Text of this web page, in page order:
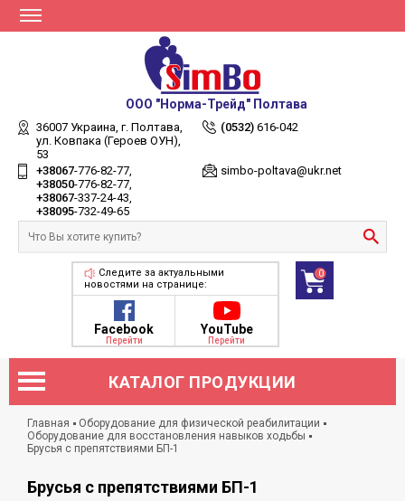
ООО "Норма-Трейд" Полтава
36007 Украина, г. Полтава,
ул. Ковпака (Героев ОУН),
53
(0532) 616-042
+38067-776-82-77
+38050-776-82-77
+38067-337-24-43
+38095-732-49-65
simbo-poltava@ukr.net
Следите за актуальными
новостями на странице:
Facebook
Перейти
YouTube
Перейти
0
Главная
Оборудование для физической реабилитации
Оборудование для восстановления навыков ходьбы
Брусья с препятствиями БП-1
Брусья с препятствиями БП-1
КАТАЛОГ ПРОДУКЦИИ